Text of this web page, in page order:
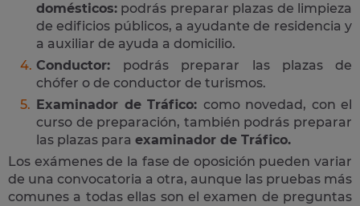
domésticos: podrás preparar plazas de limpieza
de edificios públicos, a ayudante de residencia y
a auxiliar de ayuda a domicilio.
Conductor: podrás preparar las plazas de
chófer o de conductor de turismos.
Examinador de Tráfico: como novedad, con el
curso de preparación, también podrás preparar
las plazas para examinador de Tráfico.
Los exámenes de la fase de oposición pueden variar
de una convocatoria a otra, aunque las pruebas más
comunes a todas ellas son el examen de preguntas